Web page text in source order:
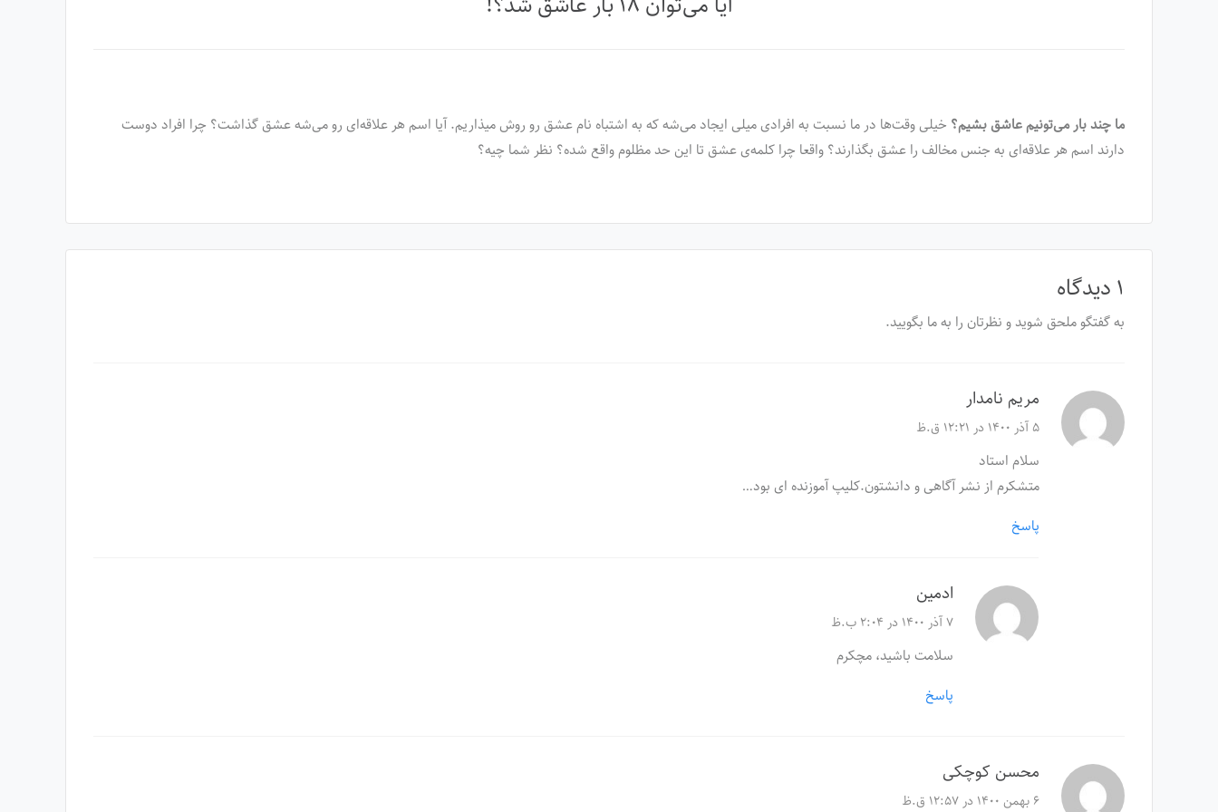
ما چند بار می‌تونیم عاشق بشیم؟ خیلی وقت‌ها در ما نسبت به افرادی میلی ایجاد می‌شه که به اشتباه نام عشق رو روش میذاریم. آیا اسم هر علاقه‌ای رو می‌شه عشق گذاشت؟ چرا افراد دوست
دارند اسم هر علاقه‌ای به جنس مخالف را عشق بگذارند؟ واقعا چرا کلمه‌ی عشق تا این حد مظلوم واقع شده؟ نظر شما چیه؟
۱ دیدگاه
به گفتگو ملحق شوید و نظرتان را به ما بگویید.
مریم نامدار
۵ آذر ۱۴۰۰ در ۱۲:۲۱ ق.ظ
سلام استاد
متشکرم از نشر آگاهی و دانشتون.کلیپ آموزنده ای بود…
پاسخ
ادمین
۷ آذر ۱۴۰۰ در ۲:۰۴ ب.ظ
سلامت باشید، مچکرم
پاسخ
محسن کوچکی
۶ بهمن ۱۴۰۰ در ۱۲:۵۷ ق.ظ